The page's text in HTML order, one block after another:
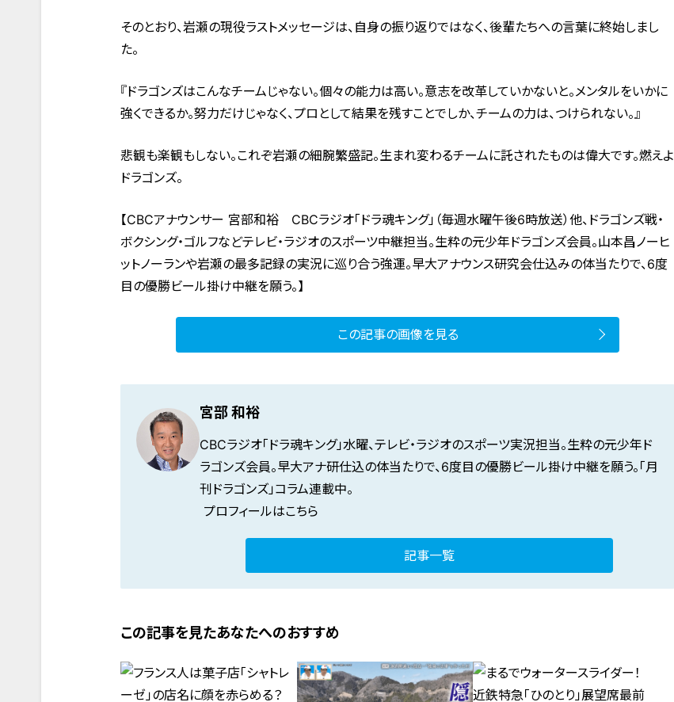
そのとおり、岩瀬の現役ラストメッセージは、自身の振り返りではなく、後輩たちへの言葉に終始しまし
た。
『ドラゴンズはこんなチームじゃない。個々の能力は高い。意志を改革していかないと。メンタルをいかに
強くできるか。努力だけじゃなく、プロとして結果を残すことでしか、チームの力は、つけられない。』
悲観も楽観もしない。これぞ岩瀬の細腕繁盛記。生まれ変わるチームに託されたものは偉大です。燃えよ
ドラゴンズ。
【CBCアナウンサー 宮部和裕 CBCラジオ「ドラ魂キング」（毎週水曜午後6時放送）他、ドラゴンズ戦・
ボクシング・ゴルフなどテレビ・ラジオのスポーツ中継担当。生粋の元少年ドラゴンズ会員。山本昌ノーヒ
ットノーランや岩瀬の最多記録の実況に巡り合う強運。早大アナウンス研究会仕込みの体当たりで、6度
目の優勝ビール掛け中継を願う。】
この記事の画像を見る
宮部 和裕
CBCラジオ「ドラ魂キング」水曜、テレビ・ラジオのスポーツ実況担当。生粋の元少年ド
ラゴンズ会員。早大アナ研仕込の体当たりで、6度目の優勝ビール掛け中継を願う。「月
刊ドラゴンズ」コラム連載中。
プロフィールはこちら
記事一覧
この記事を見たあなたへのおすすめ